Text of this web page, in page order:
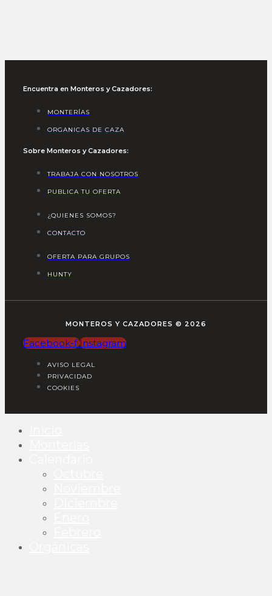
Encuentra en Monteros y Cazadores:
MONTERÍAS
ORGANICAS DE CAZA
Sobre Monteros y Cazadores:
TRABAJA CON NOSOTROS
PUBLICA TU OFERTA
¿QUIENES SOMOS?
CONTACTO
OFERTA PARA GRUPOS
HUNTY
MONTEROS Y CAZADORES © 2026
Facebook-f Instagram
AVISO LEGAL
PRIVACIDAD
COOKIES